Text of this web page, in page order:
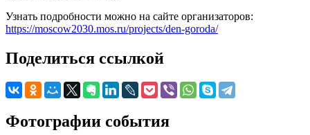
Узнать подробности можно на сайте организаторов:
https://moscow2030.mos.ru/projects/den-goroda/
Поделиться ссылкой
Фотографии события